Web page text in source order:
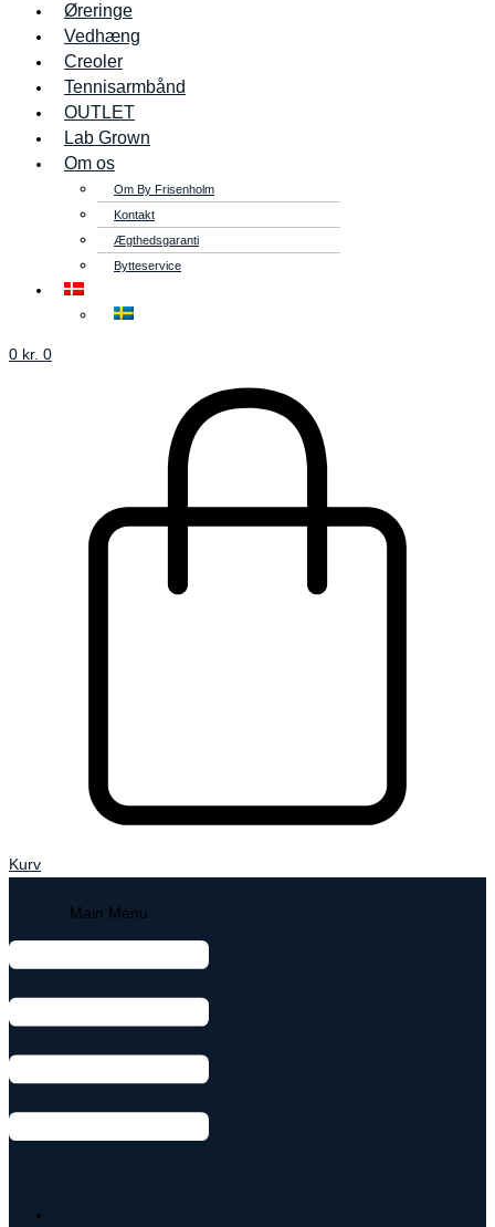
Øreringe
Vedhæng
Creoler
Tennisarmbånd
OUTLET
Lab Grown
Om os
Om By Frisenholm
Kontakt
Ægthedsgaranti
Bytteservice
0 kr. 0
Kurv
Main Menu